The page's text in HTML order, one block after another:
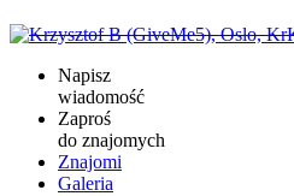
Napisz
wiadomość
Zaproś
do znajomych
Znajomi
Galeria